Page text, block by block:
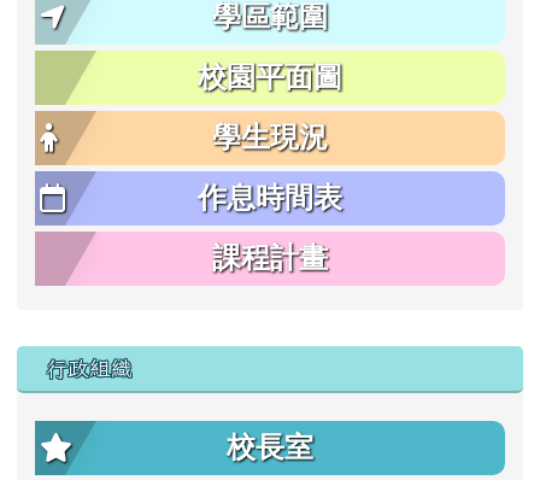
學區範圍
校園平面圖
學生現況
作息時間表
課程計畫
行政組織
校長室